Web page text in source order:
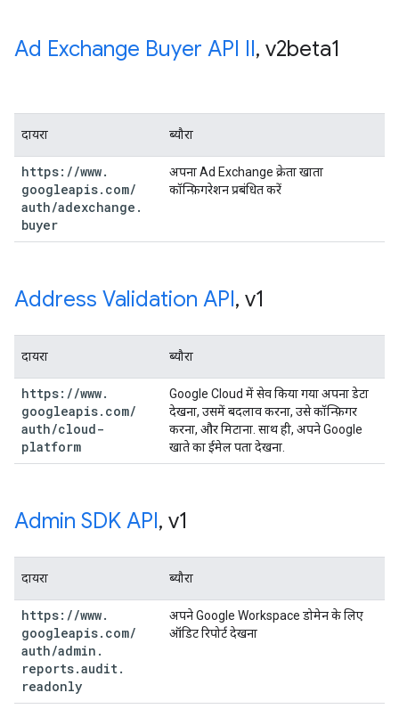
Ad Exchange Buyer API II, v2beta1
दायरा ब्यौरा
https: //www.
googleapis. com/
auth/adexchange .
buyer
अपना Ad Exchange क्रेता खाता
कॉन्‍फ़ि‍गरेशन प्रबंधि‍त करें
Address Validation API, v1
दायरा ब्यौरा
https: //www.
googleapis. com/
auth/cloud-
platform
Google Cloud में सेव किया गया अपना डेटा
देखना, उसमें बदलाव करना, उसे कॉन्फ़िगर
करना, और मिटाना. साथ ही, अपने Google
खाते का ईमेल पता देखना.
Admin SDK API, v1
दायरा ब्यौरा
https: //www.
googleapis. com/
auth/admin .
reports.audit.
readonly
अपने Google Workspace डोमेन के लिए
ऑडिट रिपोर्ट देखना